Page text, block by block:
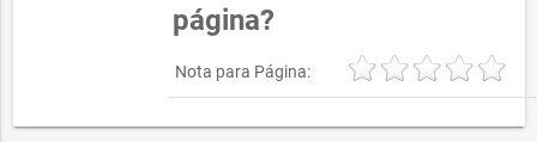
página?
Nota para Página: